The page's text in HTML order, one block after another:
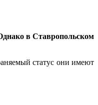
в Ставропольском
статус они имеют